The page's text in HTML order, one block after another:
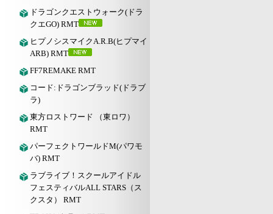
ドラゴンクエストウォーク(ドラ
クエGO) RMT
ヒプノシスマイクA.R.B(ヒプマイ
ARB) RMT
FF7REMAKE RMT
コード:ドラゴンブラッド(ドラブ
ラ)
東方ロストワード （東ロワ）
RMT
パーフェクトワールドM(パワモ
バ) RMT
ラブライブ！スクールアイドル
フェスティバルALL STARS（ス
クスタ） RMT